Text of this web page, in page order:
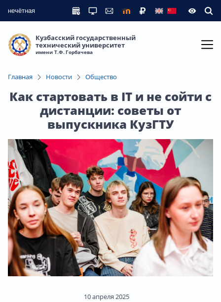
нечётная
Кузбасский государственный
технический университет
имени Т.Ф. Горбачева
Главная Новости Общество
Как стартовать в IT и не сойти с
дистанции: советы от
выпускника КузГТУ
10 апреля 2025